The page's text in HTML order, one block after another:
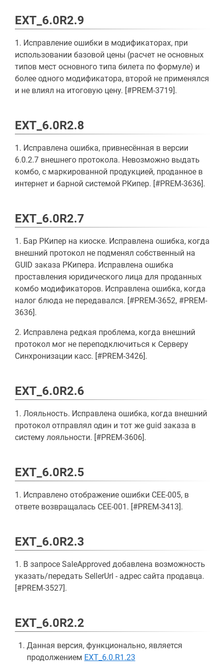
EXT_6.0R2.9
1. Исправление ошибки в модификаторах, при
использовании базовой цены (расчет не основных
типов мест основного типа билета по формуле) и
более одного модификатора, второй не применялся
и не влиял на итоговую цену. [#PREM-3719].
EXT_6.0R2.8
1. Исправлена ошибка, привнесённая в версии
6.0.2.7 внешнего протокола. Невозможно выдать
комбо, с маркированной продукцией, проданное в
интернет и барной системой РКипер. [#PREM-3636].
EXT_6.0R2.7
1. Бар РКипер на киоске. Исправлена ошибка, когда
внешний протокол не подменял собственный на
GUID заказа РКипера. Исправлена ошибка
проставления юридического лица для проданных
комбо модификаторов. Исправлена ошибка, когда
налог блюда не передавался. [#PREM-3652, #PREM-
3636].
2. Исправлена редкая проблема, когда внешний
протокол мог не переподключиться к Серверу
Синхронизации касс. [#PREM-3426].
EXT_6.0R2.6
1. Лояльность. Исправлена ошибка, когда внешний
протокол отправлял один и тот же guid заказа в
систему лояльности. [#PREM-3606].
EXT_6.0R2.5
1. Исправлено отображение ошибки CEE-005, в
ответе возвращалась CEE-001. [#PREM-3413].
EXT_6.0R2.3
1. В запросе SaleApproved добавлена возможность
указать/передать SellerUrl - адрес сайта продавца.
[#PREM-3527].
EXT_6.0R2.2
Данная версия, функционально, является
продолжением EXT_6.0.R1.23